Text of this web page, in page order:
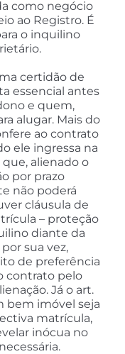
como negócio
ao Registro. É
o inquilino
certidão de
essencial antes
e quem,
alugar. Mais do
ao contrato
ele ingressa na
que, alienado o
por prazo
não poderá
cláusula de
– proteção
diante da
sua vez,
de preferência
contrato pelo
Já o art.
bem imóvel seja
matrícula,
inócua no